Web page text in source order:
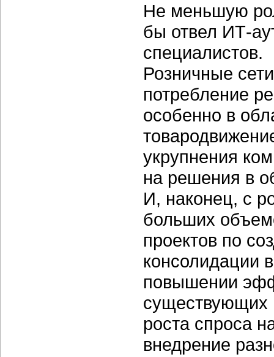
Не меньшую
бы отвел ИТ-
специалистов.
Розничные
потребление
особенно в
укрупнения
на решения в
И, наконец, с
больших
проектов по
консолидации
повышении
роста спроса
внедрение